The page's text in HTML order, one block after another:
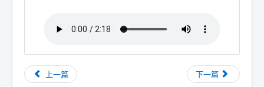
上一篇 下一篇